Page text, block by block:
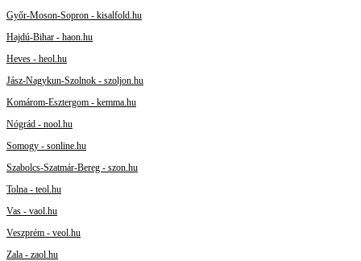
Győr-Moson-Sopron - kisalfold.hu
Hajdú-Bihar - haon.hu
Heves - heol.hu
Jász-Nagykun-Szolnok - szoljon.hu
Komárom-Esztergom - kemma.hu
Nógrád - nool.hu
Somogy - sonline.hu
Szabolcs-Szatmár-Bereg - szon.hu
Tolna - teol.hu
Vas - vaol.hu
Veszprém - veol.hu
Zala - zaol.hu